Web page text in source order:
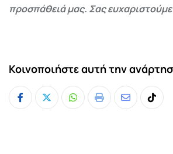
προσπάθειά μας. Σας
Κοινοποιήστε αυτή την
Whatsapp
Print
ShareTiktok